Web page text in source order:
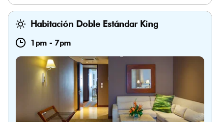
Habitación Doble Estándar King
1pm - 7pm